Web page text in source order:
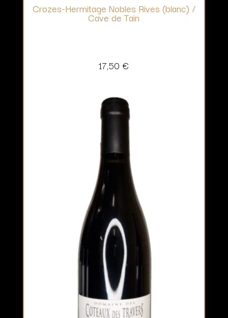
Crozes-Hermitage Nobles Rives (blanc) /
Cave de Tain
17,50 €